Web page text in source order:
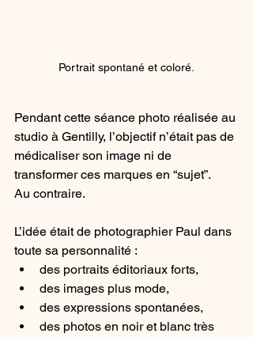
Portrait spontané et coloré.
Pendant cette séance photo réalisée au
studio à Gentilly, l’objectif n’était pas de
médicaliser son image ni de
transformer ces marques en “sujet”.
Au contraire.
L’idée était de photographier Paul dans
toute sa personnalité :
des portraits éditoriaux forts,
des images plus mode,
des expressions spontanées,
des photos en noir et blanc très